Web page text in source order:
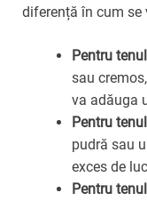
diferență în cum se
Pentru
sau
va adăuga
Pentru
pudră sau
exces de
Pentru